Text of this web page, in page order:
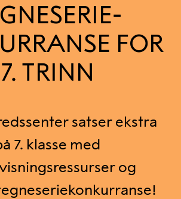
FOR
7. TRINN
satser ekstra
7. klasse med
og